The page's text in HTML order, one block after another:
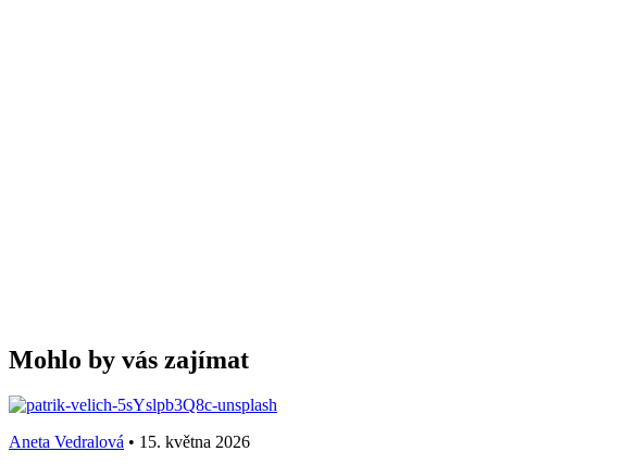
Mohlo by vás zajímat
Aneta Vedralová • 15. května 2026